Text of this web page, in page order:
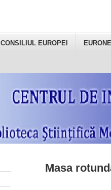
CONSILIUL EUROPEI
Masa